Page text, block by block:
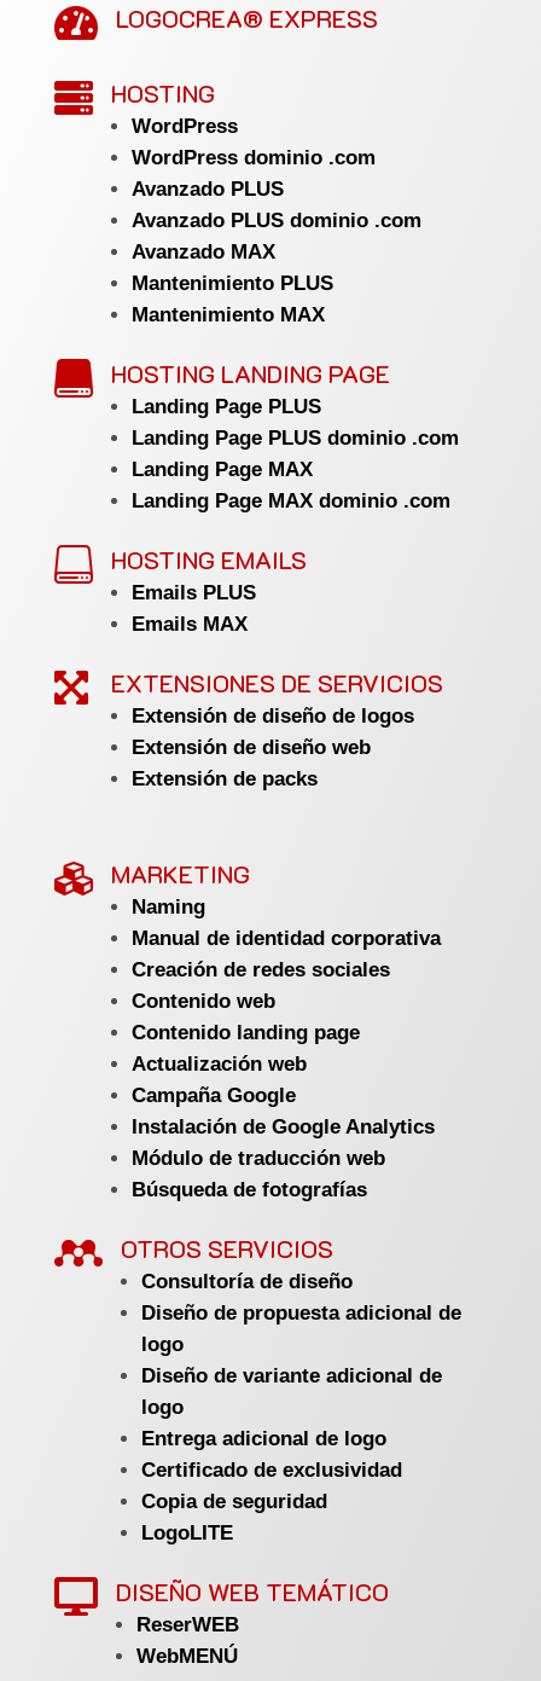
 LOGOCREA® EXPRESS
 HOSTING
WordPress
WordPress dominio .com
Avanzado PLUS
Avanzado PLUS dominio .com
Avanzado MAX
Mantenimiento PLUS
Mantenimiento MAX
 HOSTING LANDING PAGE
Landing Page PLUS
Landing Page PLUS dominio .com
Landing Page MAX
Landing Page MAX dominio .com
 HOSTING EMAILS
Emails PLUS
Emails MAX
 EXTENSIONES DE SERVICIOS
Extensión de diseño de logos
Extensión de diseño web
Extensión de packs
 MARKETING
Naming
Manual de identidad corporativa
Creación de redes sociales
Contenido web
Contenido landing page
Actualización web
Campaña Google
Instalación de Google Analytics
Módulo de traducción web
Búsqueda de fotografías
 OTROS SERVICIOS
Consultoría de diseño
Diseño de propuesta adicional de
logo
Diseño de variante adicional de
logo
Entrega adicional de logo
Certificado de exclusividad
Copia de seguridad
LogoLITE
 DISEÑO WEB TEMÁTICO
ReserWEB
WebMENÚ